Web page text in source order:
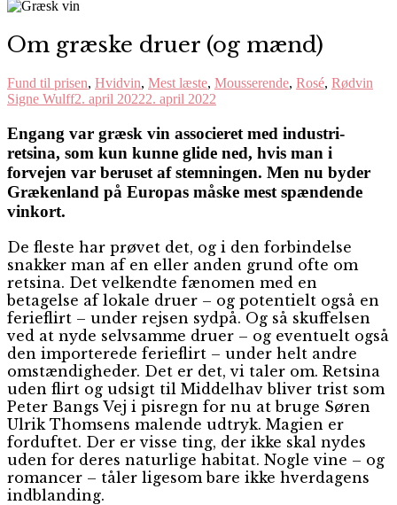
Om græske druer (og mænd)
Fund til prisen, Hvidvin, Mest læste, Mousserende, Rosé, Rødvin
Signe Wulff2. april 20222. april 2022
Engang var græsk vin associeret med industri-
retsina, som kun kunne glide ned, hvis man i
forvejen var beruset af stemningen. Men nu byder
Grækenland på Europas måske mest spændende
vinkort.
De fleste har prøvet det, og i den forbindelse
snakker man af en eller anden grund ofte om
retsina. Det velkendte fænomen med en
betagelse af lokale druer – og potentielt også en
ferieflirt – under rejsen sydpå. Og så skuffelsen
ved at nyde selvsamme druer – og eventuelt også
den importerede ferieflirt – under helt andre
omstændigheder. Det er det, vi taler om. Retsina
uden flirt og udsigt til Middelhav bliver trist som
Peter Bangs Vej i pisregn for nu at bruge Søren
Ulrik Thomsens malende udtryk. Magien er
forduftet. Der er visse ting, der ikke skal nydes
uden for deres naturlige habitat. Nogle vine – og
romancer – tåler ligesom bare ikke hverdagens
indblanding.